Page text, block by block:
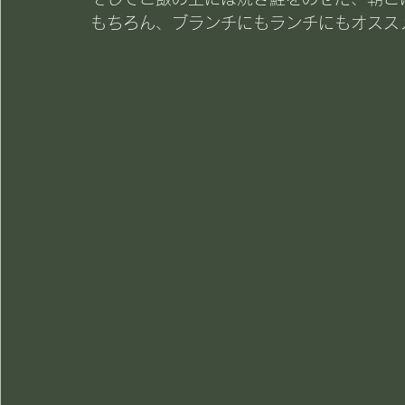
もちろん、ブランチにもランチにもオスス